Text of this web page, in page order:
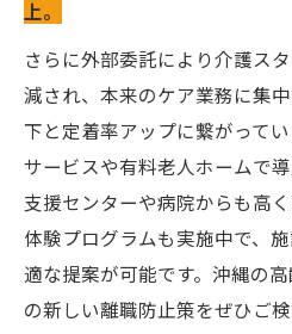
上。
さらに外部委託により介護ス
減され、本来のケア業務に集
下と定着率アップに繋がって
サービスや有料老人ホームで
支援センターや病院からも高
体験プログラムも実施中で、
適な提案が可能です。沖縄の
の新しい離職防止策をぜひご検